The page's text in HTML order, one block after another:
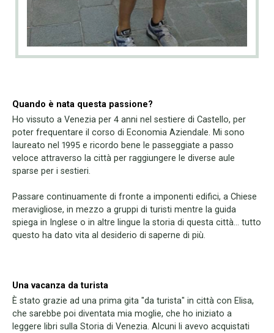
Quando è nata questa passione?
Ho vissuto a Venezia per 4 anni nel sestiere di Castello, per
poter frequentare il corso di Economia Aziendale. Mi sono
laureato nel 1995 e ricordo bene le passeggiate a passo
veloce attraverso la città per raggiungere le diverse aule
sparse per i sestieri.
Passare continuamente di fronte a imponenti edifici, a Chiese
meravigliose, in mezzo a gruppi di turisti mentre la guida
spiega in Inglese o in altre lingue la storia di questa città... tutto
questo ha dato vita al desiderio di saperne di più.
Una vacanza da turista
È stato grazie ad una prima gita "da turista" in città con Elisa,
che sarebbe poi diventata mia moglie, che ho iniziato a
leggere libri sulla Storia di Venezia. Alcuni li avevo acquistati